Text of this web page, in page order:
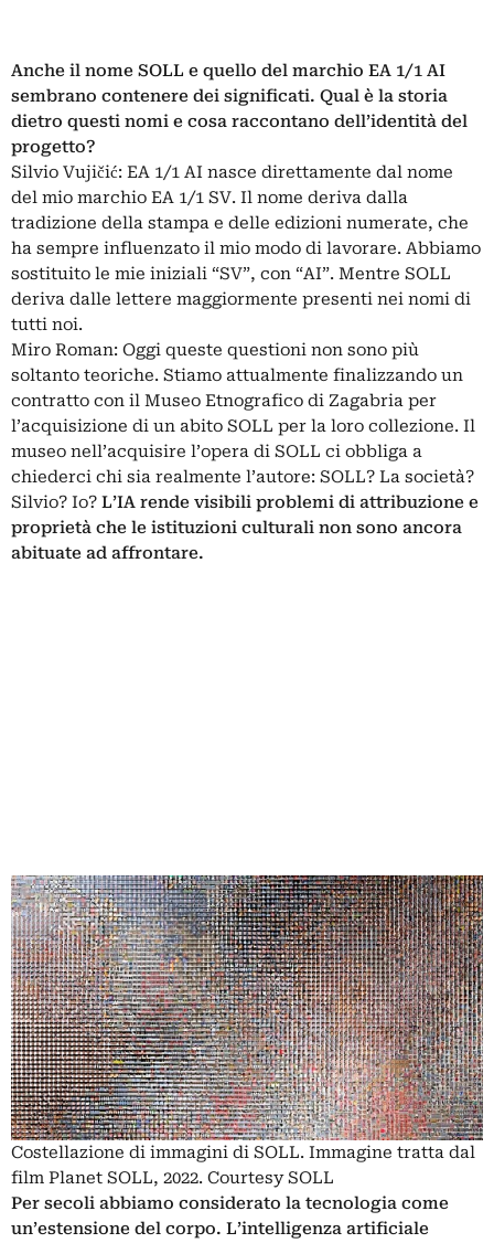
Anche il nome SOLL e quello del marchio EA 1/1 AI
sembrano contenere dei significati. Qual è la storia
dietro questi nomi e cosa raccontano dell’identità del
progetto?
Silvio Vujičić: EA 1/1 AI nasce direttamente dal nome
del mio marchio EA 1/1 SV. Il nome deriva dalla
tradizione della stampa e delle edizioni numerate, che
ha sempre influenzato il mio modo di lavorare. Abbiamo
sostituito le mie iniziali “SV”, con “AI”. Mentre SOLL
deriva dalle lettere maggiormente presenti nei nomi di
tutti noi.
Miro Roman: Oggi queste questioni non sono più
soltanto teoriche. Stiamo attualmente finalizzando un
contratto con il Museo Etnografico di Zagabria per
l’acquisizione di un abito SOLL per la loro collezione. Il
museo nell’acquisire l’opera di SOLL ci obbliga a
chiederci chi sia realmente l’autore: SOLL? La società?
Silvio? Io? L’IA rende visibili problemi di attribuzione e
proprietà che le istituzioni culturali non sono ancora
abituate ad affrontare.
Costellazione di immagini di SOLL. Immagine tratta dal
film Planet SOLL, 2022. Courtesy SOLL
Per secoli abbiamo considerato la tecnologia come
un’estensione del corpo. L’intelligenza artificiale